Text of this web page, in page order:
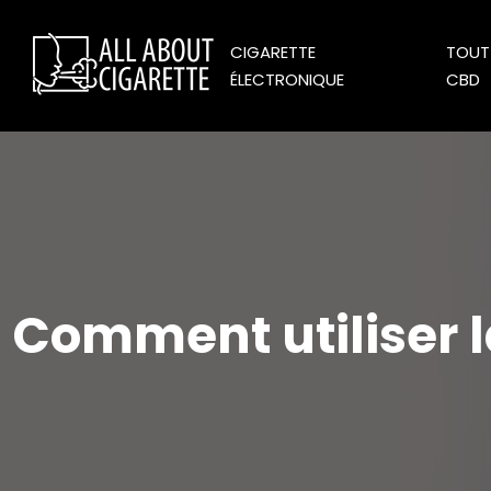
CIGARETTE
ÉLECTRONIQUE
CBD
Comment utiliser